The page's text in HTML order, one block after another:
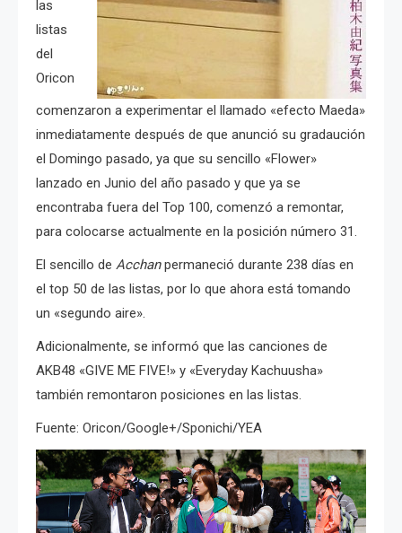
las
listas
del
Oricon
comenzaron a experimentar el llamado «efecto Maeda»
inmediatamente después de que anunció su gradaución
el Domingo pasado, ya que su sencillo «Flower»
lanzado en Junio del año pasado y que ya se
encontraba fuera del Top 100, comenzó a remontar,
para colocarse actualmente en la posición número 31.
El sencillo de Acchanpermaneció durante 238 días en
el top 50 de las listas, por lo que ahora está tomando
un «segundo aire».
Adicionalmente, se informó que las canciones de
AKB48 «GIVE ME FIVE!» y «Everyday Kachuusha»
también remontaron posiciones en las listas.
Fuente: Oricon/Google+/Sponichi/YEA